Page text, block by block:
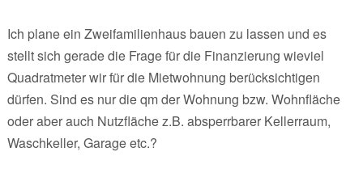
Ich plane ein Zweifamilienhaus bauen zu lassen und es
stellt sich gerade die Frage für die Finanzierung wieviel
Quadratmeter wir für die Mietwohnung berücksichtigen
dürfen. Sind es nur die qm der Wohnung bzw. Wohnfläche
oder aber auch Nutzfläche z.B. absperrbarer Kellerraum,
Waschkeller, Garage etc.?